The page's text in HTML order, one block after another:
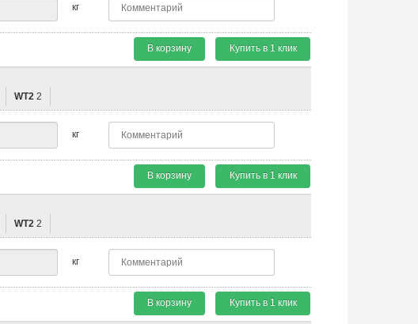
кг
В корзину Купить в 1 клик
WT2 2
кг
В корзину Купить в 1 клик
WT2 2
кг
В корзину Купить в 1 клик